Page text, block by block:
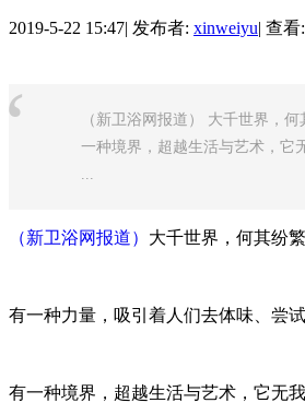
2019-5-22 15:47| 发布者: xinweiyu| 查看:
（新卫浴网报道） 大千世界，
一种境界，超越生活与艺术，它
（新卫浴网报道） 大千世界，何其纷繁
有一种力量，吸引着人们去体味、尝
有一种境界，超越生活与艺术，它无